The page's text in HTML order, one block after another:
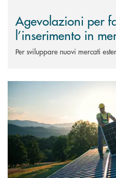
Agevolazioni per
l’inserimento in
Per sviluppare nuovi mercati